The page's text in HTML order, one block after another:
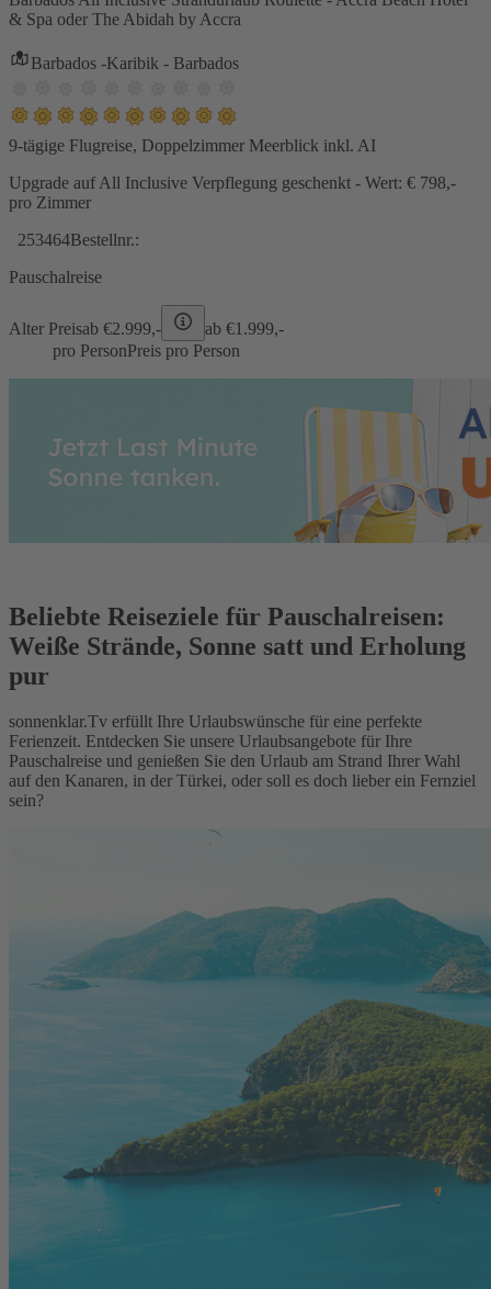
& Spa oder The Abidah by Accra
Barbados -Karibik - Barbados
9-tägige Flugreise, Doppelzimmer Meerblick inkl. AI
Upgrade auf All Inclusive Verpflegung geschenkt - Wert: € 798,-
pro Zimmer
253464Bestellnr.:
Pauschalreise
Alter Preisab €2.999,- ab €1.999,-
pro PersonPreis pro Person
Beliebte Reiseziele für Pauschalreisen:
Weiße Strände, Sonne satt und Erholung
pur
sonnenklar.Tv erfüllt Ihre Urlaubswünsche für eine perfekte
Ferienzeit. Entdecken Sie unsere Urlaubsangebote für Ihre
Pauschalreise und genießen Sie den Urlaub am Strand Ihrer Wahl
auf den Kanaren, in der Türkei, oder soll es doch lieber ein Fernziel
sein?